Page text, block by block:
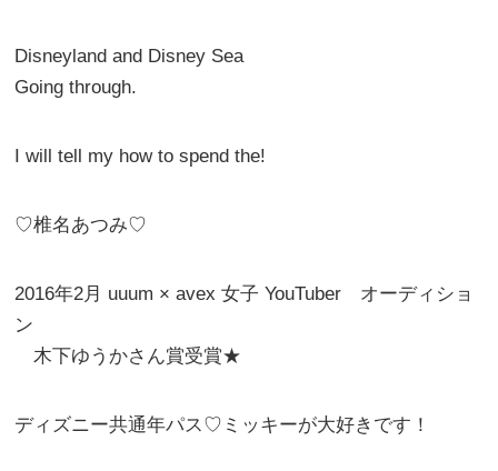
Disneyland and Disney Sea
Going through.
I will tell my how to spend the!
♡椎名あつみ♡
2016年2月 uuum × avex 女子 YouTuber オーディショ
ン
木下ゆうかさん賞受賞★
ディズニー共通年パス♡ミッキーが大好きです！